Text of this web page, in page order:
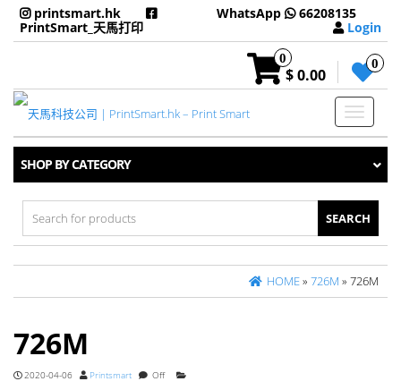
printsmart.hk
PrintSmart_天馬打印
WhatsApp
66208135
Login
0
$ 0.00
0
Toggle
SHOP BY CATEGORY
Search
for:
HOME» 726M » 726M
726M
2020-04-06 Printsmart Off